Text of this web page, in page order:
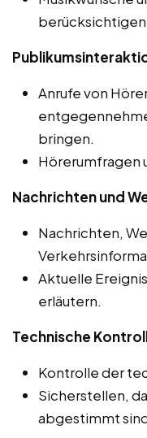
Anrufe von
bringen.
Hörerumfragen
Nachrichten und
Nachrichten,
Aktuelle
erläutern.
Technische
Kontrolle der
Sicherstellen,
abgestimmt